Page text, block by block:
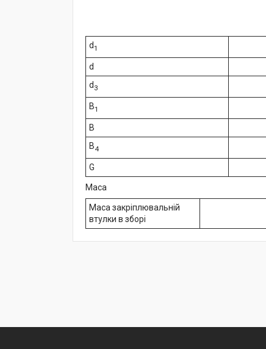
d1
d
d 3
B1
B
B4
G
Маса
Маса закріплювальній
втулки в зборі